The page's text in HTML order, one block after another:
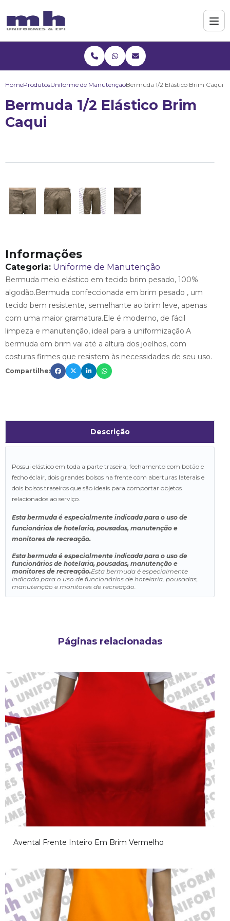
HomeProdutosUniforme de ManutençãoBermuda 1/2 Elástico Brim Caqui
Bermuda 1/2 Elástico Brim
Caqui
Informações
Categoria: Uniforme de Manutenção
Bermuda meio elástico em tecido brim pesado, 100%
algodão.Bermuda confeccionada em brim pesado , um
tecido bem resistente, semelhante ao brim leve, apenas
com uma maior gramatura.Ele é moderno, de fácil
limpeza e manutenção, ideal para a uniformização.A
bermuda em brim vai até a altura dos joelhos, com
costuras firmes que resistem às necessidades de seu uso.
Compartilhe:
Descrição
Possui elástico em toda a parte traseira, fechamento com botão e
fecho éclair, dois grandes bolsos na frente com aberturas laterais e
dois bolsos traseiros que são ideais para comportar objetos
relacionados ao serviço.
Esta bermuda é especialmente indicada para o uso de
funcionários de hotelaria, pousadas, manutenção e
monitores de recreação.
Esta bermuda é especialmente indicada para o uso de
funcionários de hotelaria, pousadas, manutenção e
monitores de recreação.Esta bermuda é especialmente
indicada para o uso de funcionários de hotelaria, pousadas,
manutenção e monitores de recreação.
Páginas relacionadas
Avental Frente Inteiro Em Brim Vermelho